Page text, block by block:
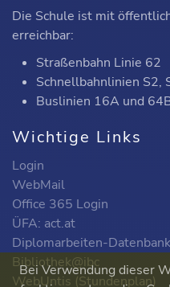
Die Schule ist mit
erreichbar:
Straßenbahn Linie 62
Schnellbahnlinien S2,
Buslinien 16A und
Wichtige Links
Login
WebMail
Office 365 Login
ÜFA: act.at
Diplomarbeiten-Datenbank
Bibliothek@ibc
WebUntis (Stundenplan)
Bei Verwendung dieser